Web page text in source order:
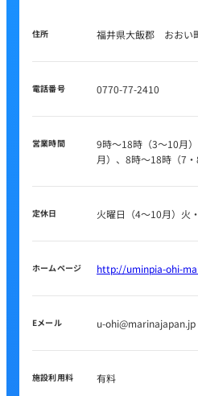
住所 福井県大飯郡 おおい
電話番号 0770-77-2410
営業時間
9時～18時（3～10月
月）、8時～18時（7・
定休日 火曜日（4～10月）火
ホームページ http://uminpia-ohi-
Eメール u-ohi@marinajapan.jp
施設利用料 有料